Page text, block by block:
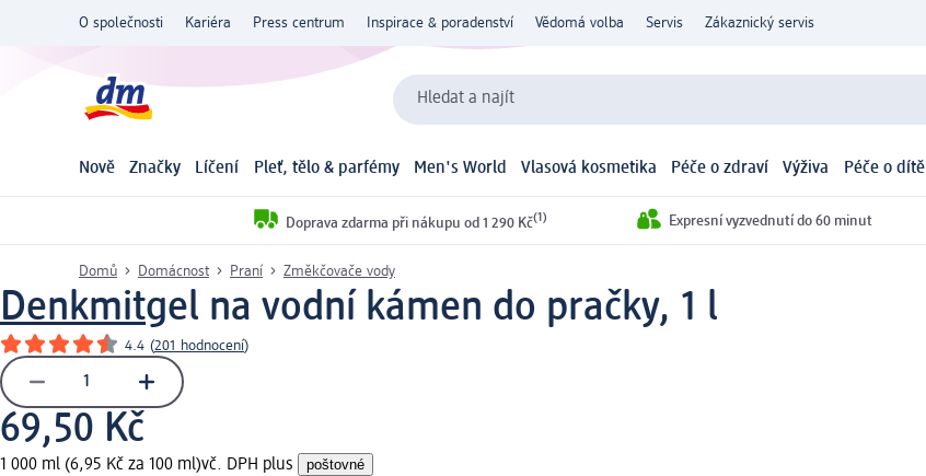
O společnosti Kariéra Press centrum Inspirace & poradenství Vědomá volba Servis Zákaznický servis
Hledat a najít
Nově Značky Líčení Pleť, tělo & parfémy Men's World Vlasová kosmetika Péče o zdraví Výživa Péče o dítě
Doprava zdarma při nákupu od 1 290 Kč(1) Expresní vyzvednutí do 60 minut
Domů Domácnost Praní Změkčovače vody
Denkmitgel na vodní kámen do pračky, 1 l
4.4 (201 hodnocení)
69,50 Kč
1 000 ml (6,95 Kč za 100 ml)vč. DPH plus poštovné